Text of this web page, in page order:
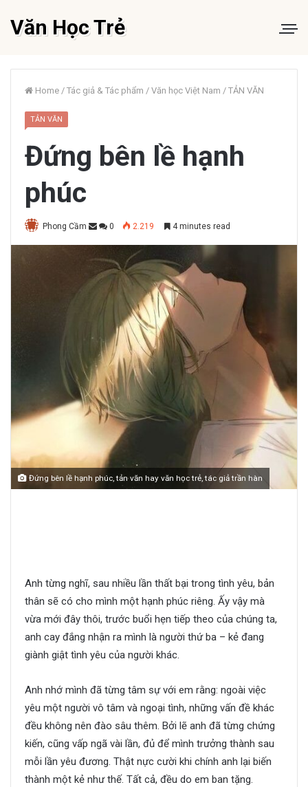
Văn Học Trẻ
Home / Tác giả & Tác phẩm / Văn học Việt Nam / TẢN VĂN
TẢN VĂN
Đứng bên lề hạnh
phúc
Phong Cầm 0 2.219 4 minutes read
Đứng bên lề hạnh phúc, tản văn hay văn học trẻ, tác giả trần hàn
Anh từng nghĩ, sau nhiều lần thất bại trong tình yêu, bản
thân sẽ có cho mình một hạnh phúc riêng. Ấy vậy mà
vừa mới đây thôi, trước buổi hẹn tiếp theo của chúng ta,
anh cay đắng nhận ra mình là người thứ ba – kẻ đang
giành giật tình yêu của người khác.
Anh nhớ mình đã từng tâm sự với em rằng: ngoài việc
yêu một người vô tâm và ngoại tình, những vấn đề khác
đều không nên đào sâu thêm. Bởi lẽ anh đã từng chứng
kiến, cũng vấp ngã vài lần, đủ để mình trưởng thành sau
mỗi lần yêu đương. Thật nực cười khi chính anh lại biến
thành một kẻ như thế. Tất cả, đều do em ban tặng.